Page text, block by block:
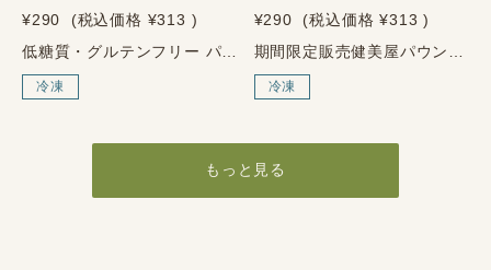
¥290 (税込価格 ¥313 )
冷凍
¥290 (税込価格 ¥313 )
冷凍
もっと見る